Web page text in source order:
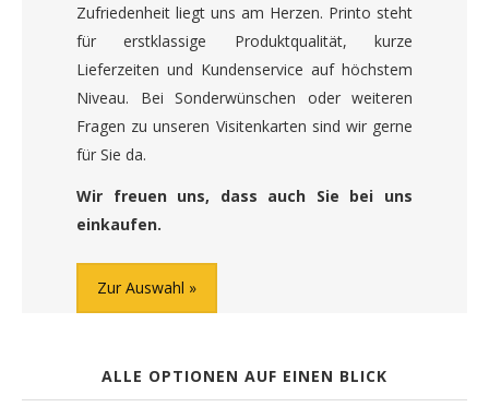
Zufriedenheit liegt uns am Herzen. Printo steht
für erstklassige Produktqualität, kurze
Lieferzeiten und Kundenservice auf höchstem
Niveau. Bei Sonderwünschen oder weiteren
Fragen zu unseren Visitenkarten sind wir gerne
für Sie da.
Wir freuen uns, dass auch Sie bei uns
einkaufen.
Zur Auswahl
ALLE OPTIONEN AUF EINEN BLICK